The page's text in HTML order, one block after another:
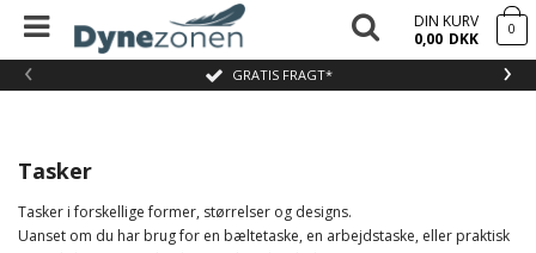
GRATIS FRAGT*
‹ ›
DIN KURV
0,00 DKK 0
Tasker
Tasker i forskellige former, størrelser og designs.
Uanset om du har brug for en bæltetaske, en arbejdstaske, eller praktisk